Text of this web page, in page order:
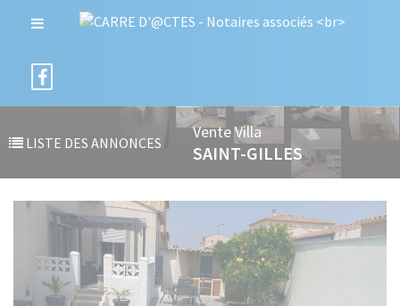
LISTE DES ANNONCES
Vente Villa
SAINT-GILLES